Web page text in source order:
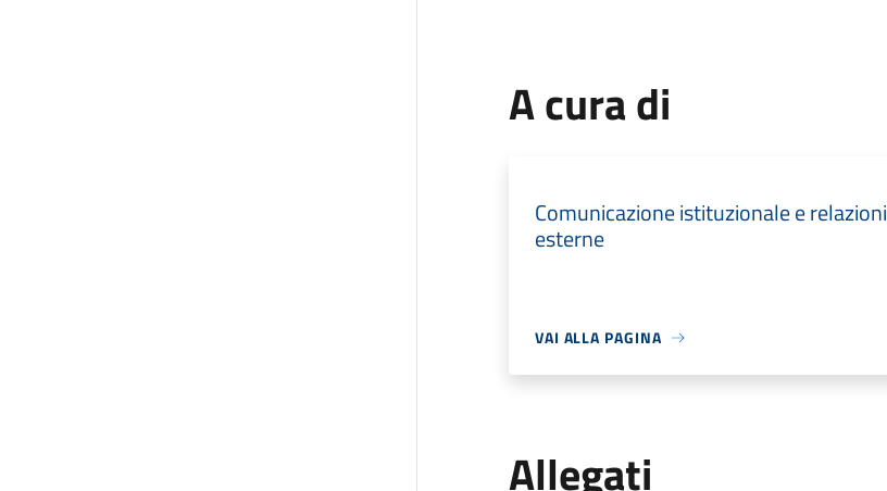
A cura di
Comunicazione istituzionale e relazioni
esterne
VAI ALLA PAGINA
Allegati